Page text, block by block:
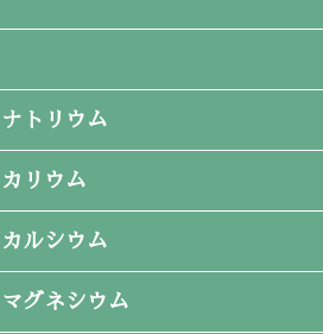
ナトリウム
カリウム
カルシウム
マグネシウム